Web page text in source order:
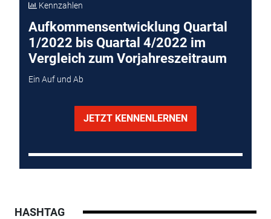
Kennzahlen
Aufkommensentwicklung Quartal
1/2022 bis Quartal 4/2022 im
Vergleich zum Vorjahreszeitraum
Ein Auf und Ab
JETZT KENNENLERNEN
HASHTAG